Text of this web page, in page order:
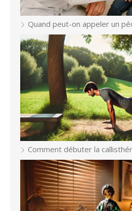
Quand peut-on appeler un
Comment débuter la